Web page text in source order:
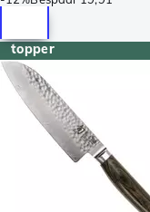
topper